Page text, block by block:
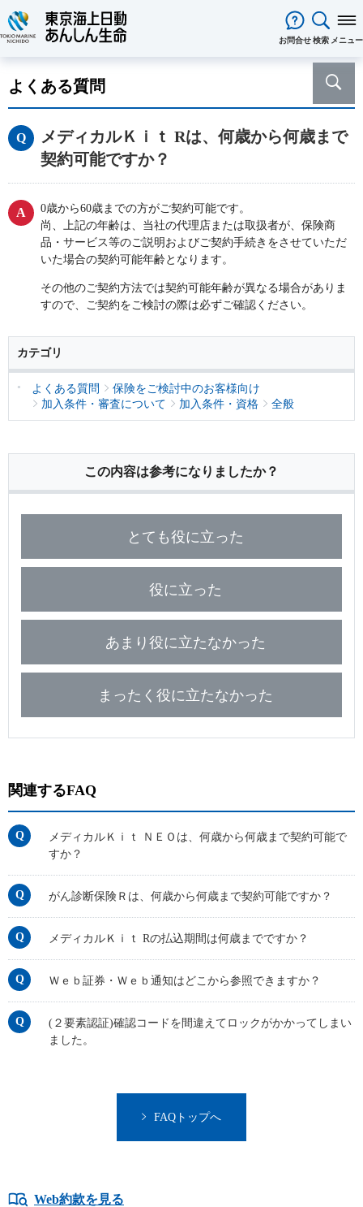
お問合せ検索 メニュー
保険商品から選ぶ
心配ごとから選ぶ
保険の基礎知識
インターネットでご加入いただけ
る保険商品
ご相談・ご契約の流れ 申込方法の違い
資料請求
医療保険
メディカルＫｉｔ ＮＥＯ
あんしん治療サポート保険
あんしん治療サポート保険R
メディカルＫｉｔエール
メディカルＫｉｔエールＲ
がん保険
あんしんがん治療保険
がん診断保険Ｒ
死亡保険（終身保険・定期保険）
長生き支援終身
スマートあんしん定期
あんしん定期エール
あんしん終身エール
定期保険
家計保障・就業不能保障
家計保障定期保険ＮＥＯ
あんしん就業不能保障保険
介護年金保険
5年ごと利差配当付こども保険
変額保険
ご契約者様TOPへ
東京海上日動マイページのご案内
各種お手続き
保険金・給付金・満期金・年金等
契約内容／登録情報の確認・変更
契約者貸付の利用・返済
保障内容の見直し・契約の解約
保険料支払方法の変更
保険証券・控除証明書の発行・再
手続き
ライフイベントごとのお手続き
急な資金が必要なとき
引越しするとき
子どもが生まれるとき
子どもが独立・就職するとき
介護が必要になったとき
ご病気・ご不幸があったとき
法人のお客様
法人のお客様TOPへ
な準備とは？
従業員の皆様向け商品
あんしん生命
東京海上グループについて
会社情報
お客様をがんからお守りする運動
サステナビリティ
採用情報
保険金等の適切なお支払いに向け
あんしん解体新書
CMギャラリー・キャラクター紹介
資料請求
お問い合わせ
よくある質問
保険用語集
東京海上ホールディングス
よくある質問
メディカルＫｉｔ Rは、何歳から何歳まで
契約可能ですか？
0歳から60歳までの方がご契約可能です。
尚、上記の年齢は、当社の代理店または取扱者が、保険商
品・サービス等のご説明およびご契約手続きをさせていただ
いた場合の契約可能年齢となります。
その他のご契約方法では契約可能年齢が異なる場合がありま
すので、ご契約をご検討の際は必ずご確認ください。
カテゴリ
よくある質問
保険をご検討中のお客様向け
加入条件・審査について
加入条件・資格 全般
この内容は参考になりましたか？
とても役に立った
役に立った
あまり役に立たなかった
まったく役に立たなかった
関連するFAQ
メディカルＫｉｔ ＮＥＯは、何歳から何歳まで契約可能で
すか？
がん診断保険Ｒは、何歳から何歳まで契約可能ですか？
メディカルＫｉｔ Rの払込期間は何歳までですか？
Ｗｅｂ証券・Ｗｅｂ通知はどこから参照できますか？
(２要素認証)確認コードを間違えてロックがかかってしまい
ました。
FAQトップへ
Web約款を見る